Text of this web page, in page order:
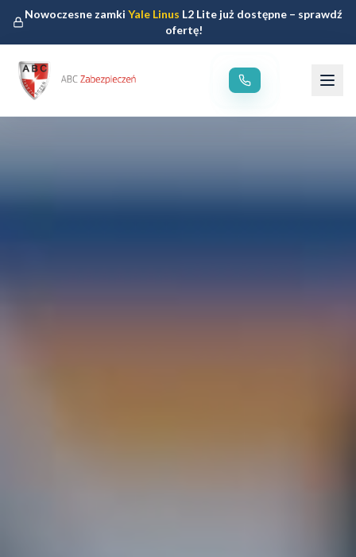
Nowoczesne zamkiYale Linus L2 Lite już dostępne – sprawdź
ofertę!